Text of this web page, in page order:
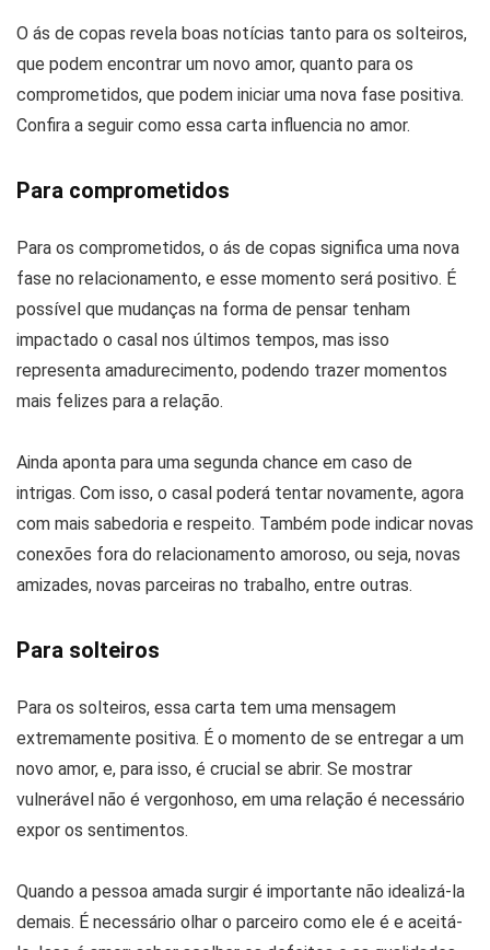
O ás de copas revela boas notícias tanto para os solteiros,
que podem encontrar um novo amor, quanto para os
comprometidos, que podem iniciar uma nova fase positiva.
Confira a seguir como essa carta influencia no amor.
Para comprometidos
Para os comprometidos, o ás de copas significa uma nova
fase no relacionamento, e esse momento será positivo. É
possível que mudanças na forma de pensar tenham
impactado o casal nos últimos tempos, mas isso
representa amadurecimento, podendo trazer momentos
mais felizes para a relação.
Ainda aponta para uma segunda chance em caso de
intrigas. Com isso, o casal poderá tentar novamente, agora
com mais sabedoria e respeito. Também pode indicar novas
conexões fora do relacionamento amoroso, ou seja, novas
amizades, novas parceiras no trabalho, entre outras.
Para solteiros
Para os solteiros, essa carta tem uma mensagem
extremamente positiva. É o momento de se entregar a um
novo amor, e, para isso, é crucial se abrir. Se mostrar
vulnerável não é vergonhoso, em uma relação é necessário
expor os sentimentos.
Quando a pessoa amada surgir é importante não idealizá-la
demais. É necessário olhar o parceiro como ele é e aceitá-